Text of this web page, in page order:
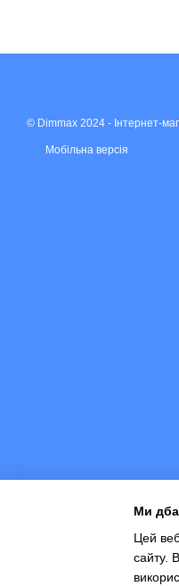
© Dimmax 2024 - Інтернет-
Мобільна версія
Ми
Цей
сайту.